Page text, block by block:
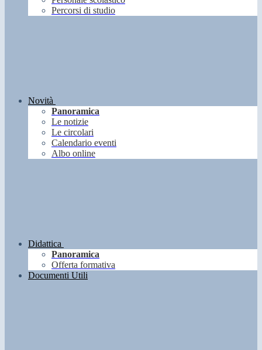
Percorsi di studio
Novità
Panoramica
Le notizie
Le circolari
Calendario eventi
Albo online
Didattica
Panoramica
Offerta formativa
Documenti Utili